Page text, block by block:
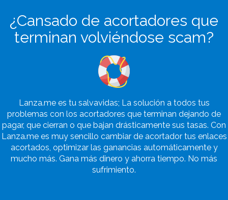
¿Cansado de acortadores que
terminan volviéndose scam?
Lanza.me es tu salvavidas; La solución a todos tus
problemas con los acortadores que terminan dejando de
pagar, que cierran o que bajan drásticamente sus tasas. Con
Lanza.me es muy sencillo cambiar de acortador tus enlaces
acortados, optimizar las ganancias automáticamente y
mucho más. Gana más dinero y ahorra tiempo. No más
sufrimiento.